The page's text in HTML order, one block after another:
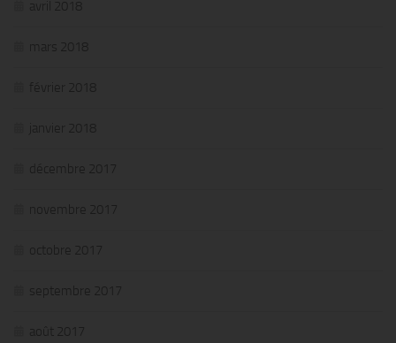
avril 2018
mars 2018
février 2018
janvier 2018
décembre 2017
novembre 2017
octobre 2017
septembre 2017
août 2017